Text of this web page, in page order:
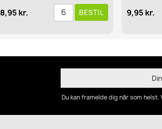
BESTIL 9,95 kr.
Du kan framelde dig når som